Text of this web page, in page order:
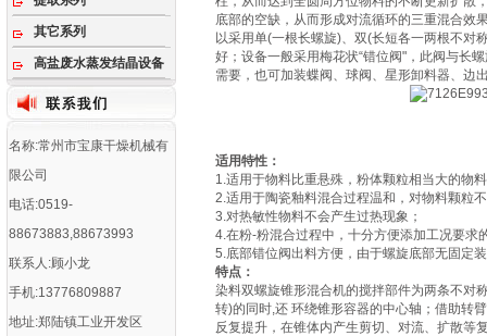
其它系列
高盐废水蒸发结晶设备
名称:常州市宝康干燥机械有
限公司
电话:0519-
88673883,88673993
联系人:顾小龙
手机:13776809887
地址:郑陆镇工业开发区
底部的空缺，从而形成对流循环的三重混合效
以采用单(一根长螺旋)、双(长短各一两根不对
好；设备一般采用梅花状“错位阀"，此阀与长
需要，也可加装蝶阀、球阀、星形卸料器、边
适用特性：
1.适用于物料比重悬殊，粉体颗粒相当大的物
2.适用于陶瓷釉料混合过程温和，对物料颗粒
3.对热敏性物料不会产生过热现象；
4.在粉-粉混合过程中，十分方便添加工况要求
5.底部错位阀出料方便，由于螺旋底部无固定
特点：
染料双螺旋锥形混合机的搅拌部件为两条不对
转)的同时,还 环绕锥形容器的中心轴；借助转
反复提升，在锥体内产生剪切、对流、扩散等